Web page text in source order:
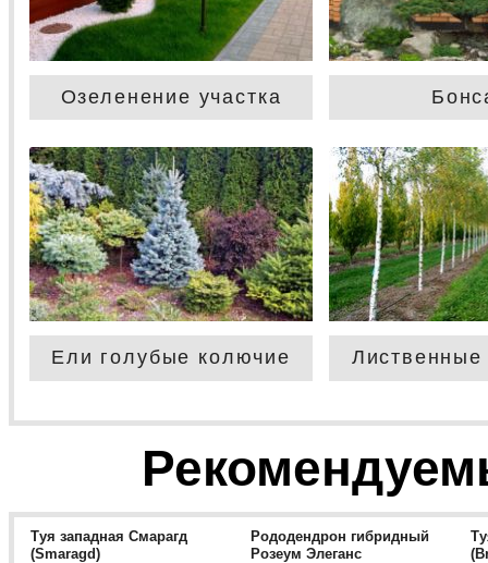
Озеленение участка
Ели голубые колючие Лиственные
Туя западная Смарагд
(Smaragd)
Рододендрон гибридный
Розеум Элеганс